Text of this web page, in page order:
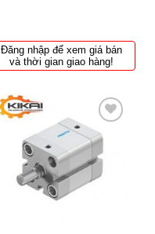
Đăng nhập để xem giá bán
và thời gian giao hàng!
Thêm
to
wishlist